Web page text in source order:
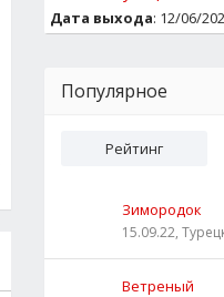
Дата выхода: 12/06/
Популярное
Рейтинг
Зимородок
15.09.22,
Ветреный